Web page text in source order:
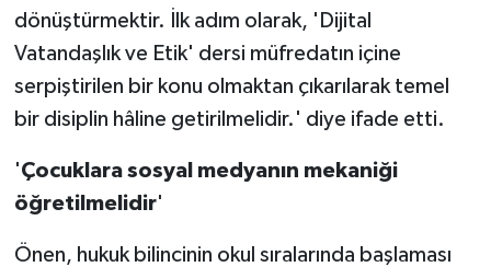
dönüştürmektir. İlk adım olarak, 'Dijital
Vatandaşlık ve Etik' dersi müfredatın içine
serpiştirilen bir konu olmaktan çıkarılarak temel
bir disiplin hâline getirilmelidir.' diye ifade etti.
'Çocuklara sosyal medyanın mekaniği
öğretilmelidir'
Önen, hukuk bilincinin okul sıralarında başlaması